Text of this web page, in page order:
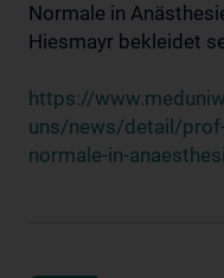
Normale in
Hiesmayr bekleidet
https://
uns/news/detail/
normale-in-